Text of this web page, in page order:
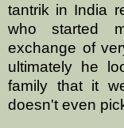
tantrik in India
who started
exchange of
ultimately he
family that it
doesn't even